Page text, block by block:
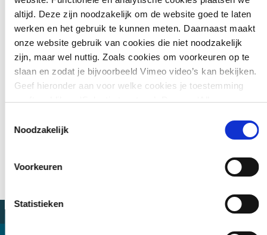
altijd. Deze zijn noodzakelijk om de website goed te laten
werken en het gebruik te kunnen meten. Daarnaast maakt
onze website gebruik van cookies die niet noodzakelijk
zijn, maar wel nuttig. Zoals cookies om voorkeuren op te
slaan en zodat je bijvoorbeeld Vimeo video’s kan bekijken.
Geef hieronder aan voor welke cookies je toestemming
geeft en klik op ‘Selectie toestaan’. Door op ‘Alles
alle cookies.
Noodzakelijk
Voorkeuren
Statistieken
duurzaamheid (en daarmee verantwoorde productie en
consumptie) concreet vormgeven in onze projecten en zo
samen met onze opdrachtgevers, partners en
kennisinstellingen onze bijdrage aan een sociaal,
ecologisch en economisch duurzame wereld vergroten.
'Circulair ontwerpen betekent
deconstructieplan maken'